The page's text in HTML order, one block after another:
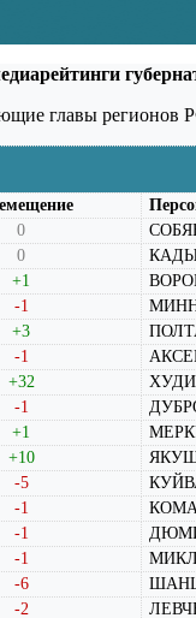
главы регионов
0
0
+1
-1
+3
-1
+32
-1
+1
+10
-5
-1
-1
-1
-6
-2